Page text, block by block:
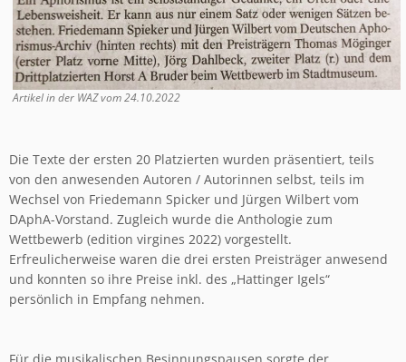
Artikel in der WAZ vom 24.10.2022
Die Texte der ersten 20 Platzierten wurden präsentiert, teils
von den anwesenden Autoren / Autorinnen selbst, teils im
Wechsel von Friedemann Spicker und Jürgen Wilbert vom
DAphA-Vorstand. Zugleich wurde die Anthologie zum
Wettbewerb (edition virgines 2022) vorgestellt.
Erfreulicherweise waren die drei ersten Preisträger anwesend
und konnten so ihre Preise inkl. des „Hattinger Igels“
persönlich in Empfang nehmen.
Für die musikalischen Besinnungspausen sorgte der